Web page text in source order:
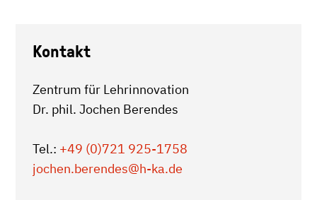
Kontakt
Zentrum für Lehrinnovation
Dr. phil. Jochen Berendes
Tel.: +49 (0)721 925-1758
jochen.berendes@h-ka.de